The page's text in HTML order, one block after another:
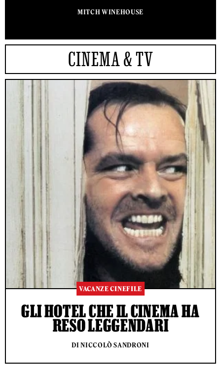
MITCH WINEHOUSE
CINEMA & TV
VACANZE CINEFILE
GLI HOTEL CHE IL CINEMA HA
RESO LEGGENDARI
DI NICCOLÒ SANDRONI